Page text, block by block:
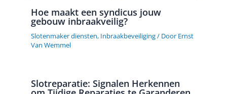
Hoe maakt een syndicus jouw
gebouw inbraakveilig?
Slotenmaker diensten, Inbraakbeveiliging/ Door Ernst
Van Wemmel
Slotreparatie: Signalen Herkennen